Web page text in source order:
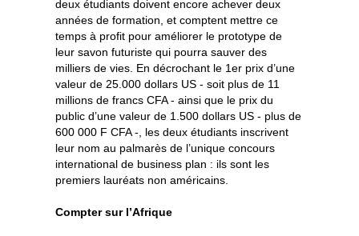
deux étudiants doivent encore achever deux
années de formation, et comptent mettre ce
temps à profit pour améliorer le prototype de
leur savon futuriste qui pourra sauver des
milliers de vies. En décrochant le 1er prix d’une
valeur de 25.000 dollars US - soit plus de 11
millions de francs CFA - ainsi que le prix du
public d’une valeur de 1.500 dollars US - plus de
600 000 F CFA -, les deux étudiants inscrivent
leur nom au palmarès de l’unique concours
international de business plan : ils sont les
premiers lauréats non américains.
Compter sur l’Afrique